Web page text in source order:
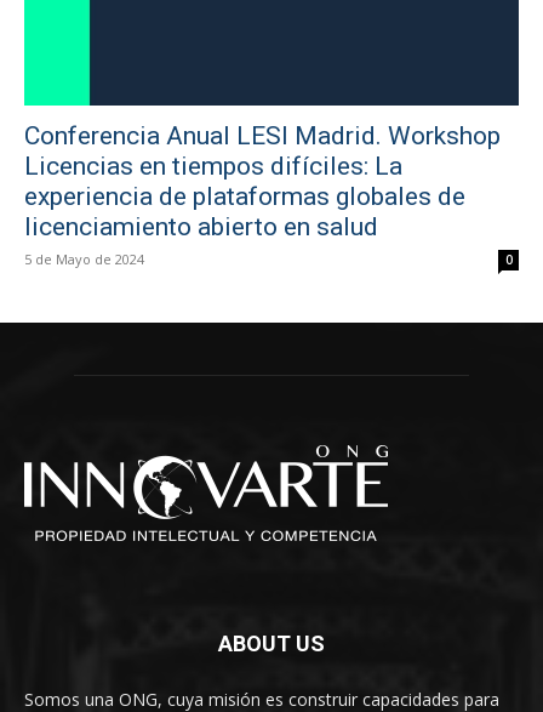
Conferencia Anual LESI Madrid. Workshop
Licencias en tiempos difíciles: La
experiencia de plataformas globales de
licenciamiento abierto en salud
5 de Mayo de 2024 0
ABOUT US
Somos una ONG, cuya misión es construir capacidades para